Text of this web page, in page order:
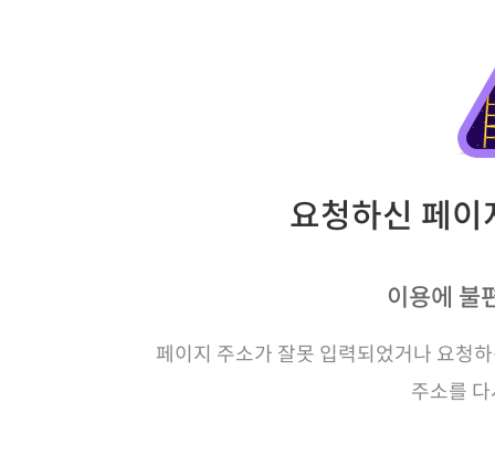
요청하신 페
이용에 불
페이지 주소가 잘못 입력되었거나 요청
주소를